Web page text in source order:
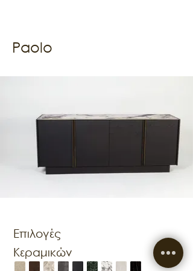
Paolo
Επιλογές
Κεραμικών